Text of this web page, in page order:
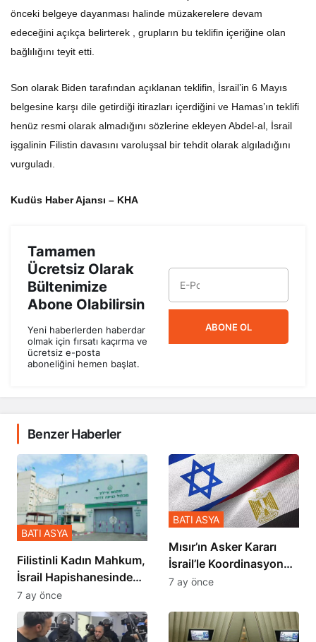
önceki belgeye dayanması halinde müzakerelere devam
edeceğini açıkça belirterek , grupların bu teklifin içeriğine olan
bağlılığını teyit etti.
Son olarak Biden tarafından açıklanan teklifin, İsrail’in 6 Mayıs
belgesine karşı dile getirdiği itirazları içerdiğini ve Hamas’ın teklifi
henüz resmi olarak almadığını sözlerine ekleyen Abdel-al, İsrail
işgalinin Filistin davasını varoluşsal bir tehdit olarak algıladığını
vurguladı.
Kudüs Haber Ajansı – KHA
Tamamen
Ücretsiz Olarak
Bültenimize
Abone Olabilirsin
Yeni haberlerden haberdar
olmak için fırsatı kaçırma ve
ücretsiz e-posta
aboneliğini hemen başlat.
ABONE OL
Benzer Haberler
Filistinli Kadın Mahkum,
İsrail Hapishanesindeki
Zulmü Anlattı
BATI ASYA
7 ay önce
Mısır’ın Asker Kararı
İsrail’le Koordinasyon
İçinde Gerçekleşmiş
BATI ASYA
7 ay önce